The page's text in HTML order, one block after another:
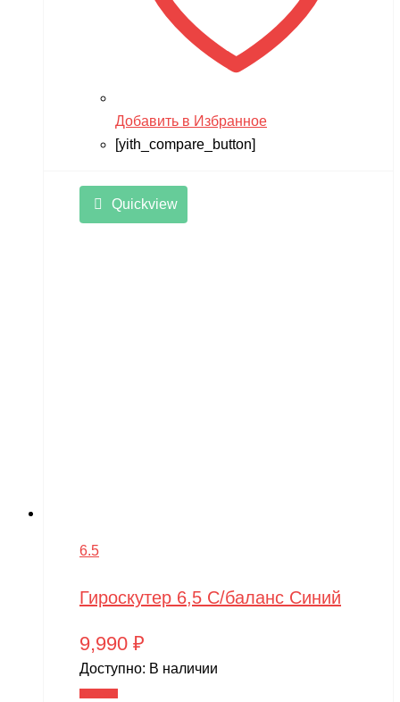
Добавить в Избранное
[yith_compare_button]
Quickview
6.5
Гироскутер 6,5 С/баланс Синий
9,990 ₽
Доступно: В наличии